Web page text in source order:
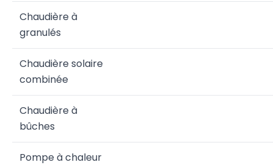
Chaudière à
granulés
Chaudière solaire
combinée
Chaudière à
bûches
Pompe à chaleur